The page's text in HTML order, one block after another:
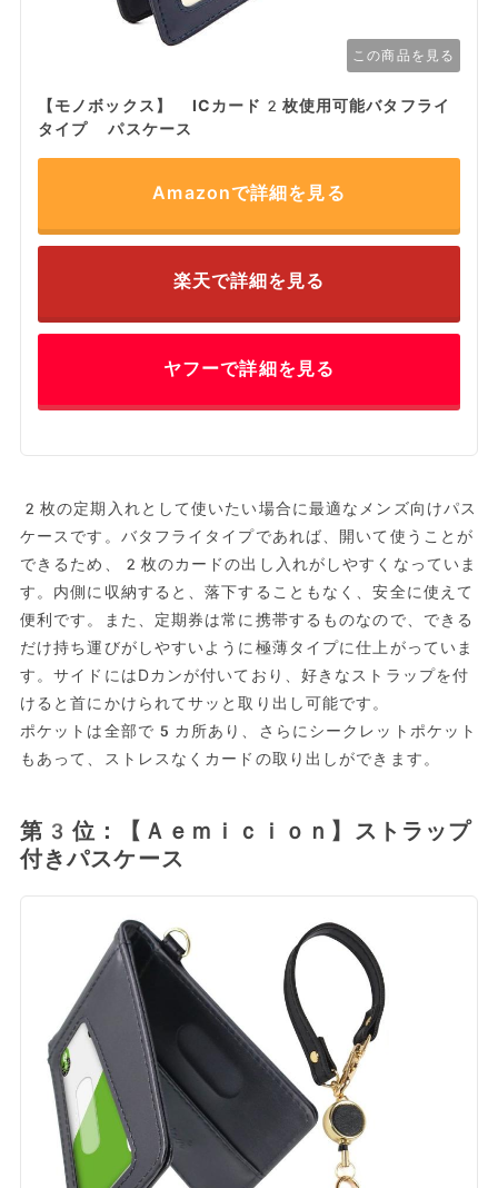
この商品を見る
【モノボックス】 ICカード2枚使用可能バタフライ
タイプ パスケース
Amazonで詳細を見る
楽天で詳細を見る
ヤフーで詳細を見る
2枚の定期入れとして使いたい場合に最適なメンズ向けパス
ケースです。バタフライタイプであれば、開いて使うことが
できるため、2枚のカードの出し入れがしやすくなっていま
す。内側に収納すると、落下することもなく、安全に使えて
便利です。また、定期券は常に携帯するものなので、できる
だけ持ち運びがしやすいように極薄タイプに仕上がっていま
す。サイドにはDカンが付いており、好きなストラップを付
けると首にかけられてサッと取り出し可能です。
ポケットは全部で5カ所あり、さらにシークレットポケット
もあって、ストレスなくカードの取り出しができます。
第3位：【Ａｅｍｉｃｉｏｎ】ストラップ
付きパスケース